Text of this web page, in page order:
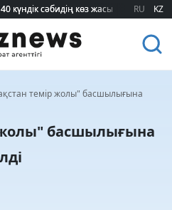
күндік сәбидің көз жасы:
күндік сәбидің көз жасы: RU KZ
темір жолы" басшылығына
басшылығына